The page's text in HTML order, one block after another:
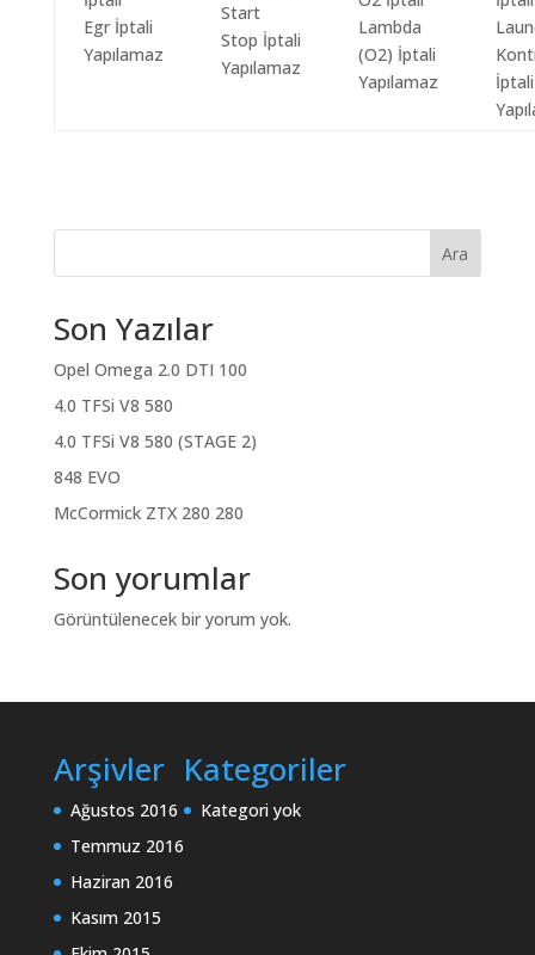
Egr İptali
Yapılamaz
Start
Stop İptali
Yapılamaz
Lambda
(O2) İptali
Yapılamaz
İptali
Ara
Son Yazılar
Opel Omega 2.0 DTI 100
4.0 TFSi V8 580
4.0 TFSi V8 580 (STAGE 2)
848 EVO
McCormick ZTX 280 280
Son yorumlar
Görüntülenecek bir yorum yok.
Arşivler
Ağustos 2016
Temmuz 2016
Haziran 2016
Kasım 2015
Kategoriler
Kategori yok